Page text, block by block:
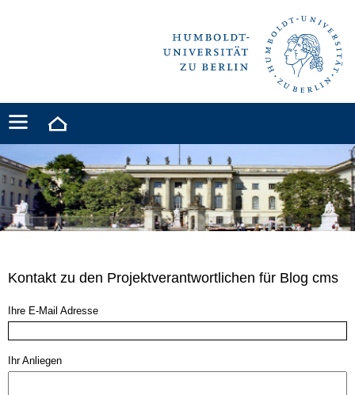
Kontakt zu den Projektverantwortlichen für Blog cms
Ihre E-Mail Adresse
Ihr Anliegen